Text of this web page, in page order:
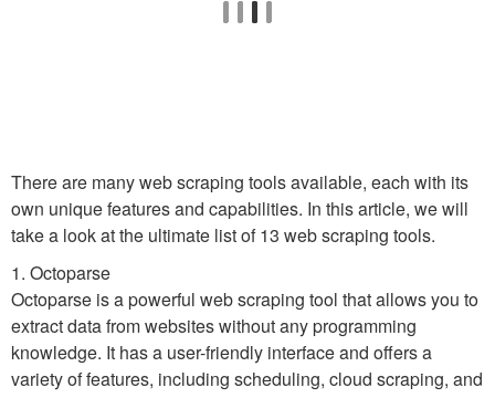
There are many web scraping tools available, each with its
own unique features and capabilities. In this article, we will
take a look at the ultimate list of 13 web scraping tools.
1. Octoparse
Octoparse is a powerful web scraping tool that allows you to
extract data from websites without any programming
knowledge. It has a user-friendly interface and offers a
variety of features, including scheduling, cloud scraping, and